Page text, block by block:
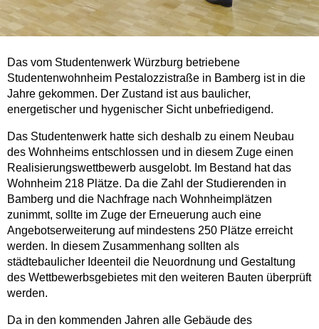
Das vom Studentenwerk Würzburg betriebene
Studentenwohnheim Pestalozzi­straße in Bamberg ist in die
Jahre gekommen. Der Zustand ist aus baulicher,
energetischer und hygenischer Sicht unbefriedigend.
Das Studentenwerk hatte sich deshalb zu einem Neubau
des Wohnheims entschlossen und in diesem Zuge einen
Realisierungswettbewerb ausgelobt. Im Bestand hat das
Wohnheim 218 Plätze. Da die Zahl der Studierenden in
Bamberg und die Nachfrage nach Wohnheimplätzen
zunimmt, sollte im Zuge der Erneuerung auch eine
Angebotserweiterung auf mindestens 250 Plätze erreicht
werden. In diesem Zusammenhang sollten als
städtebaulicher Ideenteil die Neuordnung und Gestaltung
des Wettbewerbsgebietes mit den weiteren Bauten überprüft
werden.
Da in den kommenden Jahren alle Gebäude des